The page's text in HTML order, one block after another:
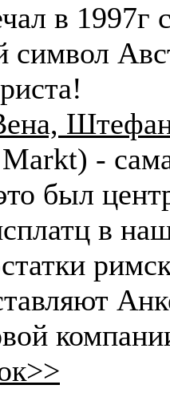
в 1997г
символ
-
был
в